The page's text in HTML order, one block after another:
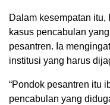
Dalam kesempatan
kasus pencabulan
pesantren. Ia
institusi yang harus
“Pondok pesantren itu
pencabulan yang